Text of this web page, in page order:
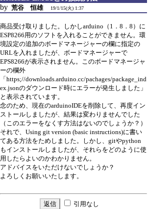
by 荒谷 恒雄 19/1/15(火) 1:37
商品受け取りました。しかしarduino（1．8．8）に
ESP8266用のソフトを入れることができません。環
境設定の追加のボードマネージャーの欄に指定の
URLを入れましたが、ボードマネージャーで
EPS8266が表示されません。このボードマネージャ
ーの欄外
「https;//downloads.arduino.cc/pachages/package_ind
ex.jsonのダウンロード時にエラーが発生しました」
と表示されています。
念のため、現在のarduinoIDEを削除して、再度イン
ストールしましたが、結果は変わりませんでした
（このエラーをなくす方法はないのでしょうか？）
それで、Using git version (basic instructions)に書い
てある方法をためしました。しかし、gitやpython
もインストールしましたが、それらをどのように使
用したらよいのかわかりません。
アドバイスをいただけないでしょうか？
よろしくお願いいたします。
引用なし